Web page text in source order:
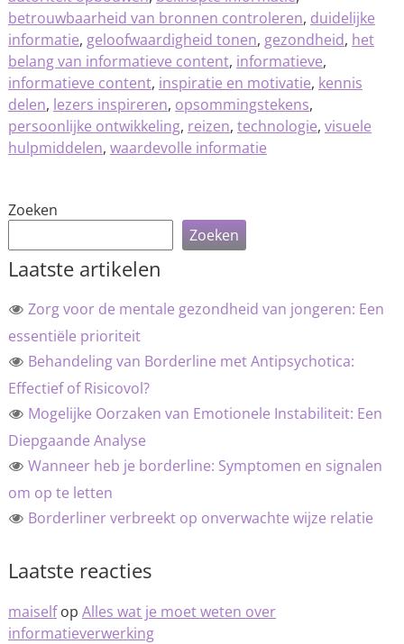
betrouwbaarheid van bronnen controleren, duidelijke
informatie, geloofwaardigheid tonen, gezondheid, het
belang van informatieve content, informatieve,
informatieve content, inspiratie en motivatie, kennis
delen, lezers inspireren, opsommingstekens,
persoonlijke ontwikkeling, reizen, technologie, visuele
hulpmiddelen, waardevolle informatie
Zoeken
Zoeken
Laatste artikelen
Zorg voor de mentale gezondheid van jongeren: Een
essentiële prioriteit
Behandeling van Borderline met Antipsychotica:
Effectief of Risicovol?
Mogelijke Oorzaken van Emotionele Instabiliteit: Een
Diepgaande Analyse
Wanneer heb je borderline: Symptomen en signalen
om op te letten
Borderliner verbreekt op onverwachte wijze relatie
Laatste reacties
maiselfop Alles wat je moet weten over
informatieverwerking